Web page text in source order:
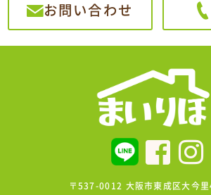
お問い合わせ
〒537-0012 大阪市東成区大今